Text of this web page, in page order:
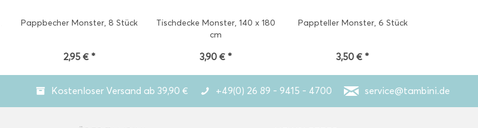
Pappbecher Monster, 8 Stück
2,95 € *
Tischdecke Monster, 140 x 180
cm
3,90 € *
Pappteller Monster, 6 Stück
3,50 € *
Kostenloser Versand ab 39,90 € +49(0) 26 89 - 9415 - 4700 service@tambini.de